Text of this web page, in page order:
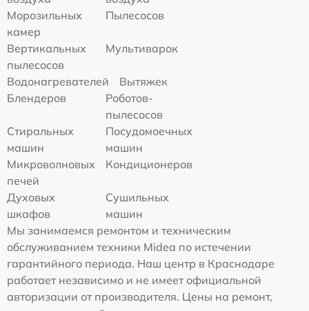
Морозильных
камер
Пылесосов
Вертикальных
пылесосов
Мультиварок
Водонагревателей
Вытяжек
Блендеров
Роботов-
пылесосов
Стиральных
машин
Посудомоечных
машин
Микроволновых
печей
Кондиционеров
Духовых
шкафов
Сушильных
машин
Мы занимаемся ремонтом и техническим
обслуживанием техники Midea по истечении
гарантийного периода. Наш центр в Краснодаре
работает независимо и не имеет официальной
авторизации от производителя. Цены на ремонт,